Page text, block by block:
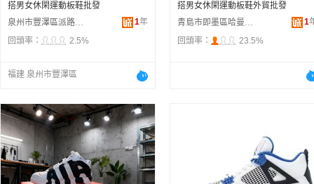
搭男女休閑運動板鞋批發
泉州市豐澤區派路藍威鞋服商行
1年
回頭率：
2.5%
福建 泉州市豐澤區
搭男女休閑運動板鞋外貿批發
青島市即墨區哈曼達貿易行
1
回頭率：
23.5%